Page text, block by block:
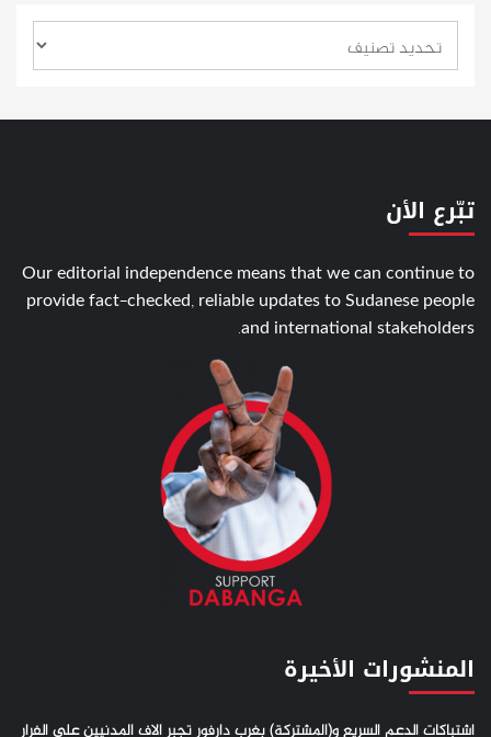
تبّرع الأن
Our editorial independence means that we can continue to
provide fact-checked, reliable updates to Sudanese people
and international stakeholders.
المنشورات الأخيرة
اشتباكات الدعم السريع و(المشتركة) بغرب دارفور تجبر الاف المدنيين علي الفرار